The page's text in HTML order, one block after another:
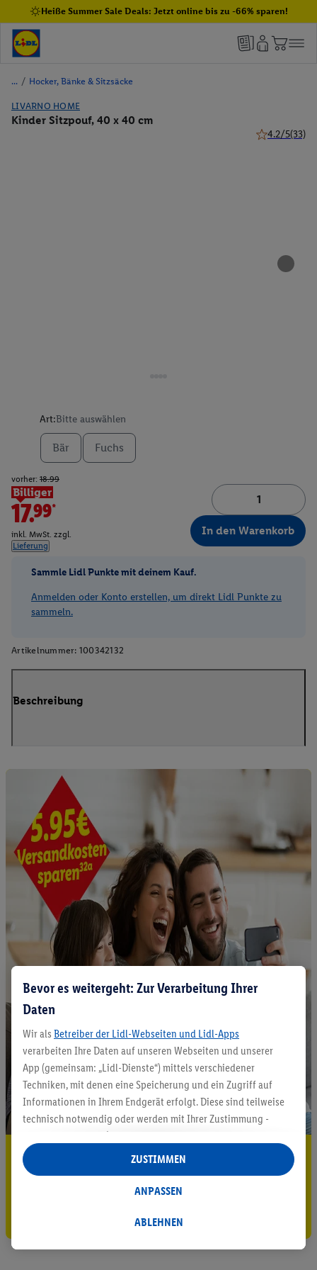
Heiße Summer Sale Deals: Jetzt online bis zu -66% sparen!
/ Hocker, Bänke & Sitzsäcke
LIVARNO HOME
Kinder Sitzpouf, 40 x 40 cm
4.2/5(33)
Art:Bitte auswählen
Bär Fuchs
vorher: 18.99
Billiger
17.99*
inkl. MwSt. zzgl.
Lieferung
In den Warenkorb
Sammle Lidl Punkte mit deinem Kauf.
Anmelden oder Konto erstellen, um direkt Lidl Punkte zu
sammeln.
Artikelnummer: 100342132
Beschreibung
5.95 € Versand sparen³²ᵃ
Jetzt zum Newsletter anmelden
Bevor es weitergeht: Zur Verarbeitung Ihrer
Daten
Wir als Betreiber der Lidl-Webseiten und Lidl-Apps
verarbeiten Ihre Daten auf unseren Webseiten und unserer
App (gemeinsam: „Lidl-Dienste“) mittels verschiedener
Techniken, mit denen eine Speicherung und ein Zugriff auf
Informationen in Ihrem Endgerät erfolgt. Diese sind teilweise
technisch notwendig oder werden mit Ihrer Zustimmung -
auch durch Partner (u.a.
Verantwortliche; im Zusammenhang mit dem IAB TCF
insgesamt
Statistik-Erstellung oder für personalisierte Werbung
Datenverarbeitungen für personalisierte Werbung werden
ABLEHNEN
ANPASSEN
ZUSTIMMEN